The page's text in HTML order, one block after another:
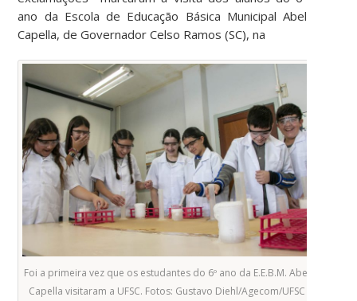
ano da Escola de Educação Básica Municipal Abel
Capella, de Governador Celso Ramos (SC), na
Foi a primeira vez que os estudantes do 6º ano da E.E.B.M. Abel
Capella visitaram a UFSC. Fotos: Gustavo Diehl/Agecom/UFSC